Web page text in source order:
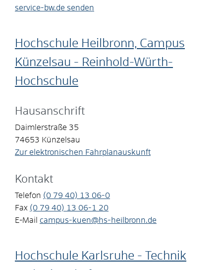
service-bw.de senden
Hochschule Heilbronn, Campus
Künzelsau - Reinhold-Würth-
Hochschule
Hausanschrift
Daimlerstraße 35
74653 Künzelsau
Zur elektronischen Fahrplanauskunft
Kontakt
Telefon (0 79 40) 13 06-0
Fax (0 79 40) 13 06-1
20
E-Mail campus-kuen@hs-heilbronn.de
Hochschule Karlsruhe - Technik